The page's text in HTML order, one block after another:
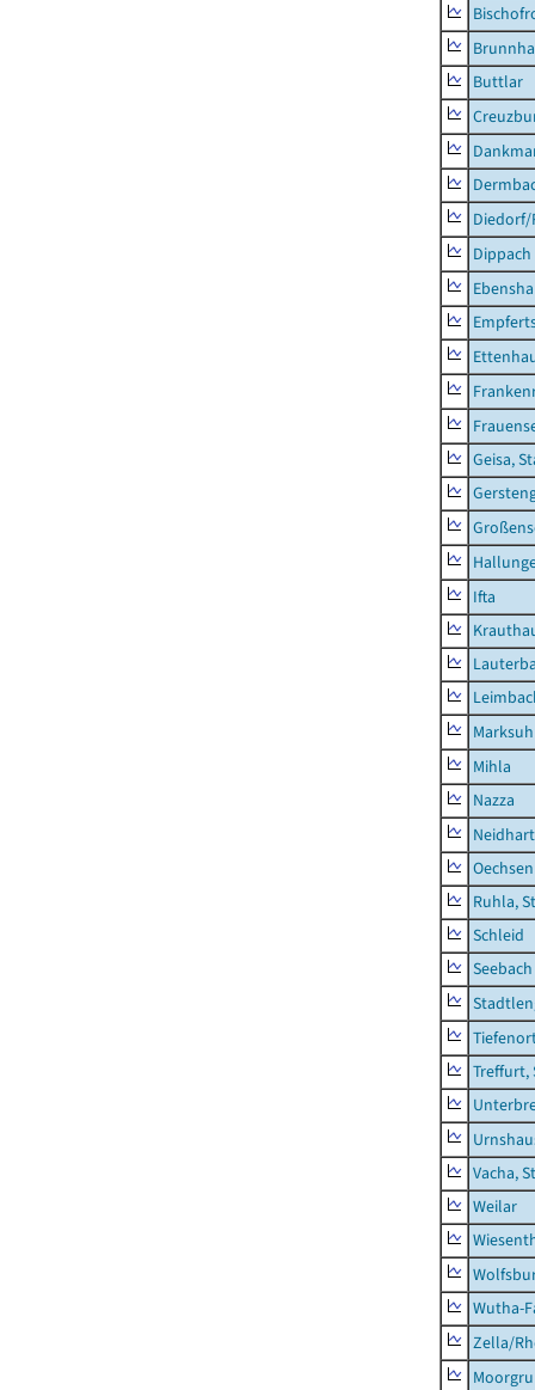
Buttlar
Dippach
Geisa,
Ifta
Mihla
Nazza
Oechsen
Ruhla,
Schleid
Seebach
Treffurt,
Vacha,
Weilar
Wutha-
Zella/